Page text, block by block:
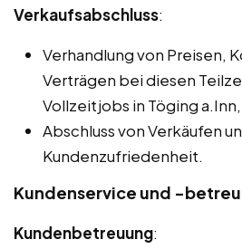
Verkaufsabschluss:
Verhandlung von Preisen,
Verträgen bei diesen
Vollzeitjobs in Töging
Abschluss von Verkäufen
Kundenzufriedenheit.
Kundenservice und -
Kundenbetreuung: